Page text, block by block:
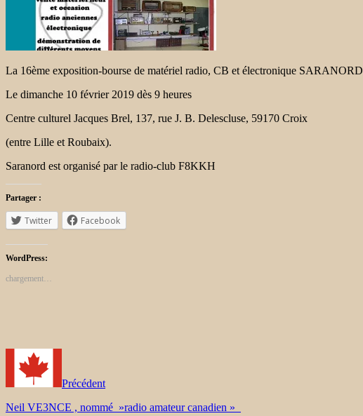
La 16ème exposition-bourse de matériel radio, CB et électronique SARANORD
Le dimanche 10 février 2019 dès 9 heures
Centre culturel Jacques Brel, 137, rue J. B. Delescluse, 59170 Croix
(entre Lille et Roubaix).
Saranord est organisé par le radio-club F8KKH
Partager :
Twitter Facebook
WordPress:
chargement…
Précédent
Neil VE3NCE , nommé »radio amateur canadien »